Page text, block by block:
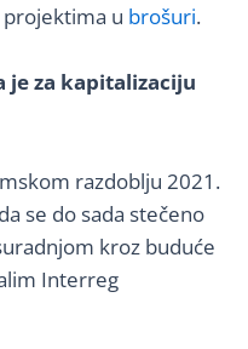
u brošuri.
za kapitalizaciju
razdoblju 2021.
se do sada stečeno
kroz buduće
Interreg